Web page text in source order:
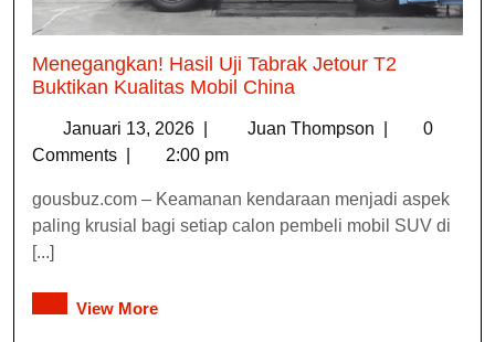
Menegangkan! Hasil Uji Tabrak Jetour T2
Buktikan Kualitas Mobil China
Januari 13, 2026 Juan Thompson
0
Comments
2:00 pm
gousbuz.com – Keamanan kendaraan menjadi aspek
paling krusial bagi setiap calon pembeli mobil SUV di
[...]
View More